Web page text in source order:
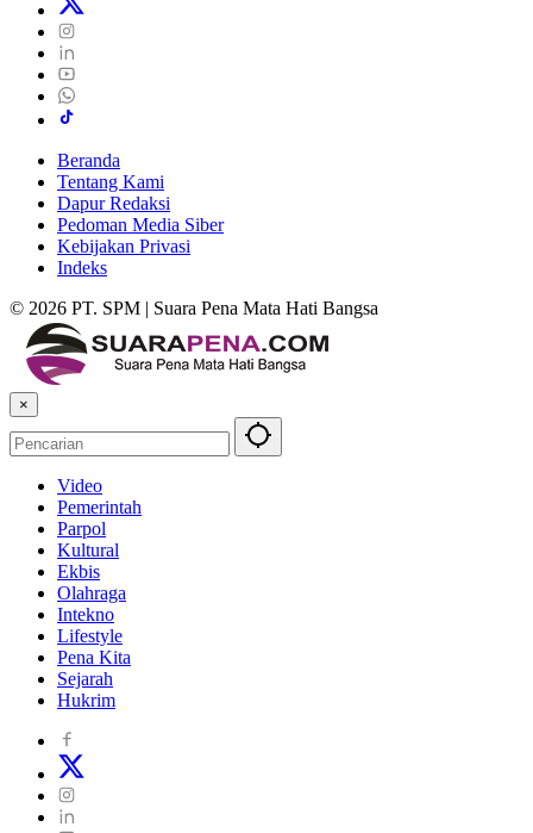
Beranda
Tentang Kami
Dapur Redaksi
Pedoman Media Siber
Kebijakan Privasi
Indeks
© 2026 PT. SPM | Suara Pena Mata Hati Bangsa
×
Video
Pemerintah
Parpol
Kultural
Ekbis
Olahraga
Intekno
Lifestyle
Pena Kita
Sejarah
Hukrim